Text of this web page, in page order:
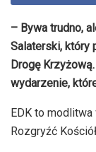
– Bywa trudno,
Salaterski, który
Drogę
wydarzenie,
EDK to
Rozgryźć